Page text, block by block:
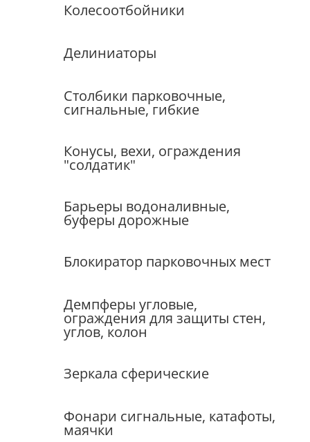
Колесоотбойники
Делиниаторы
Столбики парковочные,
сигнальные, гибкие
Конусы, вехи, ограждения
"солдатик"
Барьеры водоналивные,
буферы дорожные
Блокиратор парковочных мест
Демпферы угловые,
ограждения для защиты стен,
углов, колон
Зеркала сферические
Фонари сигнальные, катафоты,
маячки